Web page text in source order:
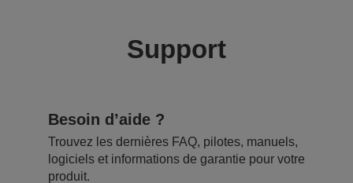
Support
Besoin d’aide ?
Trouvez les dernières FAQ, pilotes, manuels,
logiciels et informations de garantie pour votre
produit.